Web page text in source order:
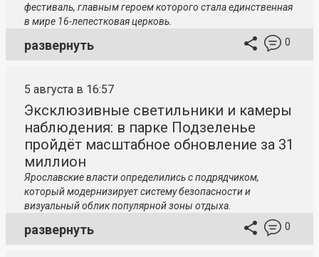
фестиваль, главным героем которого стала единственная
в мире 16-лепестковая церковь.
развернуть 0
5 августа в 16:57
Эксклюзивные светильники и камеры
наблюдения: в парке Подзеленье
пройдёт масштабное обновление за 31
миллион
Ярославские власти определились с подрядчиком,
который модернизирует систему безопасности и
визуальный облик популярной зоны отдыха.
развернуть 0